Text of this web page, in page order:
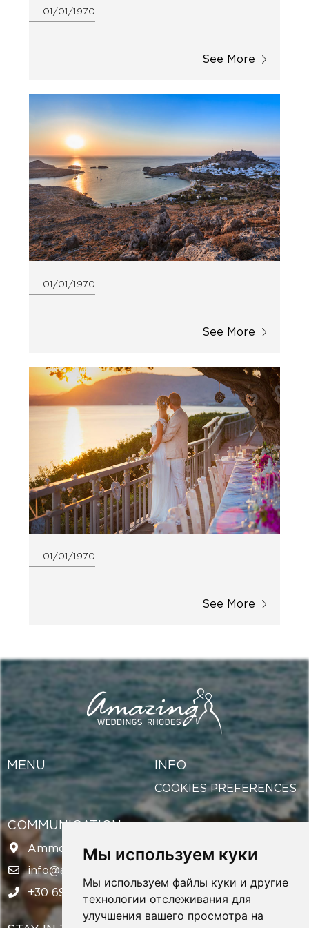
Мы используем куки
Мы используем файлы куки и другие
технологии отслеживания для
улучшения вашего просмотра на
01/01/1970
See More
01/01/1970
See More
01/01/1970
See More
MENU INFO
COOKIES PREFERENCES
COMMUNICATION
Ammochostou 12, Rodos, 851 00
info@amazingweddingsrhodes.com
+30 694 143 6438